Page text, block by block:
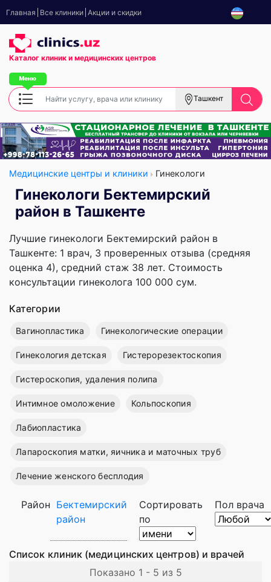
Главная Все клиники Акции и скидки
Каталог клиник и медицинских центров
Ташкент
Медицинские центры и клиники Гинекологи
Гинекологи Бектемирский
район в Ташкенте
Лучшие гинекологи Бектемирский район в
Ташкенте: 1 врач, 3 проверенных отзыва (средняя
оценка 4), cредний стаж 38 лет. Стоимость
консультации гинеколога 100 000 сум.
Категории
Вагинопластика Гинекологические операции
Гинекология детская Гистерорезектоскопия
Гистероскопия, удаления полипа
Интимное омоложение Кольпоскопия
Лабиопластика
Лапароскопия матки, яичника и маточных труб
Лечение женского бесплодия
Район Бектемирский
район
Сортировать
по
Пол врача
Список клиник (медицинских центров) и врачей
Показано 1 - 5 из 5